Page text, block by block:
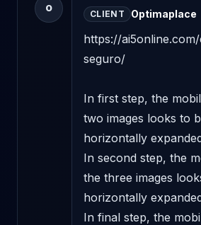
O
CLIENT Optimaplace
https://
seguro/
In first step, the
two images looks to
horizontally
In second step, the
the three images
horizontally
In final step, the